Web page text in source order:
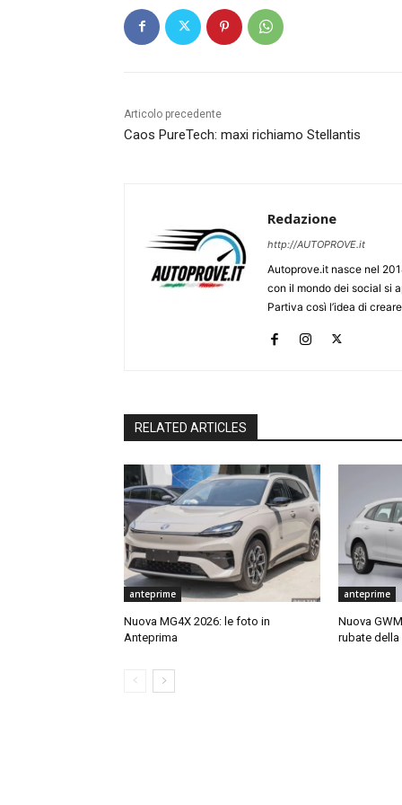
Articolo precedente
Caos PureTech: maxi richiamo Stellantis
Redazione
http://AUTOPROVE.it
Autoprove.it nasce nel
con il mondo dei social si
Partiva così l’idea di
RELATED ARTICLES
anteprime
Nuova MG4X 2026: le foto in
Anteprima
anteprime
Nuova
rubate della